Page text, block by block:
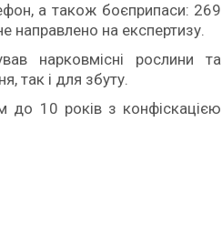
а також боєприпаси: 269
направлено на експертизу.
нарковмісні рослини та
так і для збуту.
до 10 років з конфіскацією